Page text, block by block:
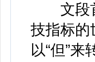
文段首
技指标的
以“但”